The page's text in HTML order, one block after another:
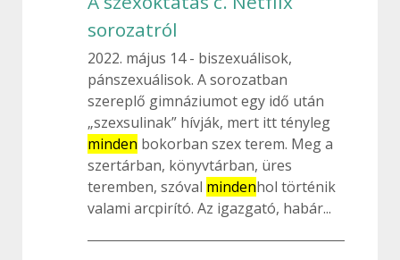
sorozatról
2022. május 14
biszexuálisok,
pánszexuálisok. A sorozatban
szereplő gimnáziumot egy idő után
„szexsulinak” hívják, mert itt tényleg
minden bokorban szex terem. Meg a
szertárban, könyvtárban, üres
teremben, szóval mindenhol történik
valami arcpirító. Az igazgató, habár...